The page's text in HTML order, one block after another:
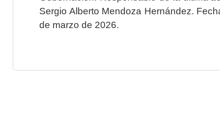
Sergio Alberto Mendoza Hernández.
de marzo de 2026.